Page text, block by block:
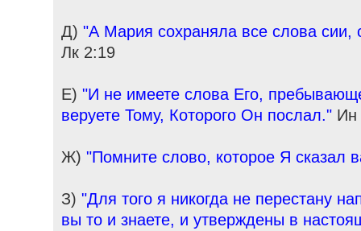
Д)"А Мария сохраняла все слова сии,
Лк 2:19
Е)"И не имеете слова Его,
веруете Тому, Которого Он послал." Ин
Ж)"Помните слово, которое Я сказал
З)"Для того я никогда не перестану
вы то и знаете, и утверждены в